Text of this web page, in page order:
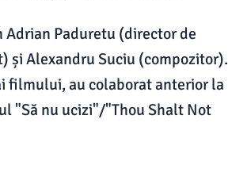
Paduretu (director de
și Alexandru Suciu (compozitor).
filmului, au colaborat anterior la
"Să nu ucizi"/"Thou Shalt Not